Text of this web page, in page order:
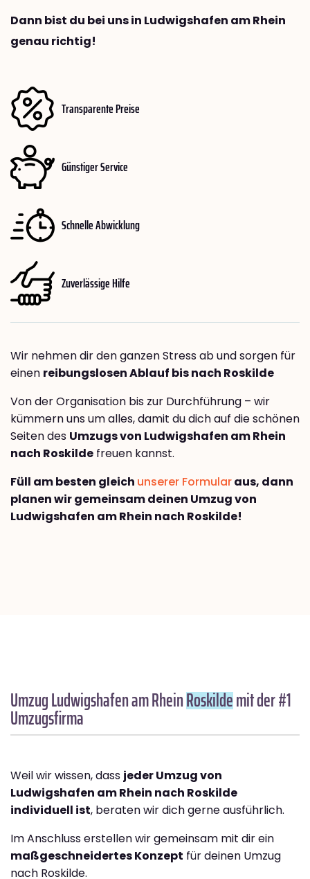
Dann bist du bei uns in Ludwigshafen am Rhein
genau richtig!
Transparente Preise
Günstiger Service
Schnelle Abwicklung
Zuverlässige Hilfe
Wir nehmen dir den ganzen Stress ab und sorgen für
einen reibungslosen Ablauf bis nach Roskilde
Von der Organisation bis zur Durchführung – wir
kümmern uns um alles, damit du dich auf die schönen
Seiten des Umzugs von Ludwigshafen am Rhein
nach Roskilde freuen kannst.
Füll am besten gleich unserer Formularaus, dann
planen wir gemeinsam deinen Umzug von
Ludwigshafen am Rhein nach Roskilde!
Umzug Ludwigshafen am RheinRoskildemit der #1
Umzugsfirma
Weil wir wissen, dass jeder Umzug von
Ludwigshafen am Rhein nach Roskilde
individuell ist, beraten wir dich gerne ausführlich.
Im Anschluss erstellen wir gemeinsam mit dir ein
maßgeschneidertes Konzept für deinen Umzug
nach Roskilde.